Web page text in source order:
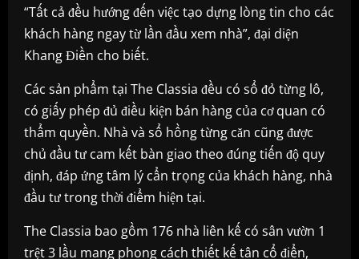
“Tất cả đều hướng đến việc tạo dựng lòng tin cho các
khách hàng ngay từ lần đầu xem nhà”, đại diện
Khang Điền cho biết.
Các sản phẩm tại The Classia đều có sổ đỏ từng lô,
có giấy phép đủ điều kiện bán hàng của cơ quan có
thẩm quyền. Nhà và sổ hồng từng căn cũng được
chủ đầu tư cam kết bàn giao theo đúng tiến độ quy
định, đáp ứng tâm lý cẩn trọng của khách hàng, nhà
đầu tư trong thời điểm hiện tại.
The Classia bao gồm 176 nhà liên kế có sân vườn 1
trệt 3 lầu mang phong cách thiết kế tân cổ điển,